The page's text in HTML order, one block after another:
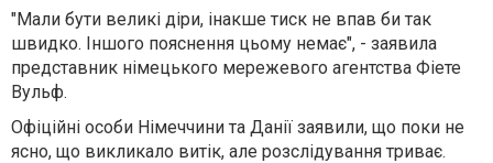
"Мали бути великі діри, інакше тиск не впав би так
швидко. Іншого пояснення цьому немає", - заявила
представник німецького мережевого агентства Фіете
Вульф.
Офіційні особи Німеччини та Данії заявили, що поки не
ясно, що викликало витік, але розслідування триває.